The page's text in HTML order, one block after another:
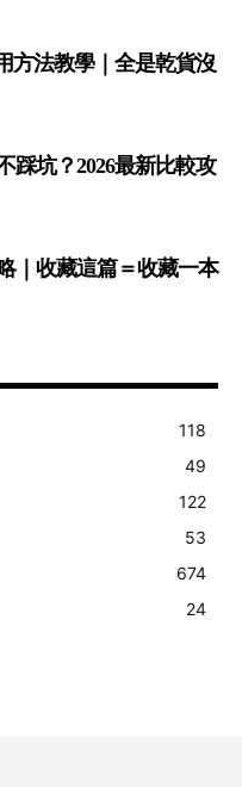
方法教學｜全是乾貨沒
踩坑？2026最新比較攻
｜收藏這篇＝收藏一本
118
49
122
53
674
24